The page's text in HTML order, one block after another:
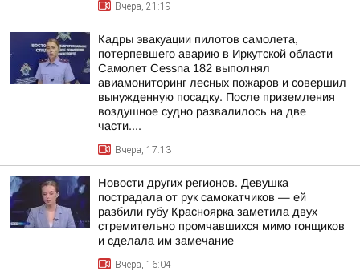
Вчера, 21:19
Кадры эвакуации пилотов самолета,
потерпевшего аварию в Иркутской области
Самолет Cessna 182 выполнял
авиамониторинг лесных пожаров и совершил
вынужденную посадку. После приземления
воздушное судно развалилось на две
части....
Вчера, 17:13
Новости других регионов. Девушка
пострадала от рук самокатчиков — ей
разбили губу Красноярка заметила двух
стремительно промчавшихся мимо гонщиков
и сделала им замечание
Вчера, 16:04